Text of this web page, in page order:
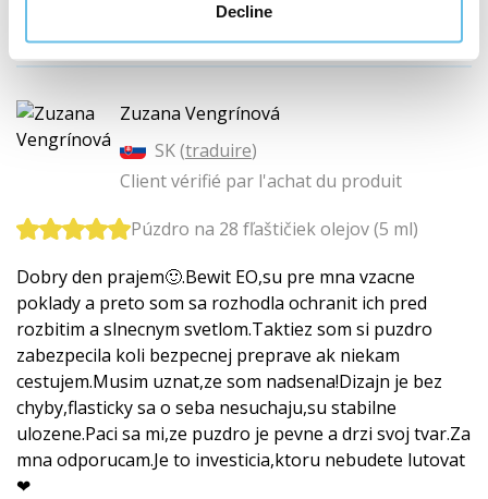
Decline
Cette critique vous a-t-elle été utile ?
Zuzana Vengrínová
SK (traduire)
Client vérifié par l'achat du produit
Púzdro na 28 fľaštičiek olejov (5 ml)
Dobry den prajem🙂.Bewit EO,su pre mna vzacne
poklady a preto som sa rozhodla ochranit ich pred
rozbitim a slnecnym svetlom.Taktiez som si puzdro
zabezpecila koli bezpecnej preprave ak niekam
cestujem.Musim uznat,ze som nadsena!Dizajn je bez
chyby,flasticky sa o seba nesuchaju,su stabilne
ulozene.Paci sa mi,ze puzdro je pevne a drzi svoj tvar.Za
mna odporucam.Je to investicia,ktoru nebudete lutovat
❤